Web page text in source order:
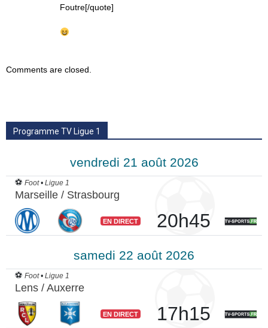
Foutre[/quote]
Comments are closed.
Programme TV Ligue 1